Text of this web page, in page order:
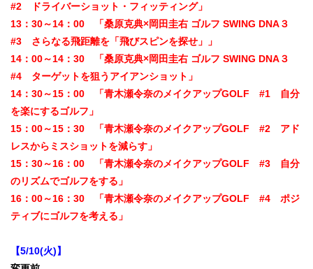
#2 ドライバーショット・フィッティング」
13：30～14：00 「桑原克典×岡田圭右 ゴルフ SWING DNA３
#3 さらなる飛距離を「飛びスピンを探せ」」
14：00～14：30 「桑原克典×岡田圭右 ゴルフ SWING DNA３
#4 ターゲットを狙うアイアンショット」
14：30～15：00 「青木瀬令奈のメイクアップGOLF #1 自分
を楽にするゴルフ」
15：00～15：30 「青木瀬令奈のメイクアップGOLF #2 アド
レスからミスショットを減らす」
15：30～16：00 「青木瀬令奈のメイクアップGOLF #3 自分
のリズムでゴルフをする」
16：00～16：30 「青木瀬令奈のメイクアップGOLF #4 ポジ
ティブにゴルフを考える」
【5/10(火)】